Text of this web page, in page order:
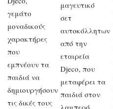
γεμάτο
μοναδικούς
χαρακτήρες
που
εμπνέουν τα
παιδιά να
δημιουργήσουν
τις δικές τους
μαγευτικό
σετ
αυτοκόλλητων
από την
εταιρεία
Djeco, που
μεταφέρει τα
παιδιά στον
λαμπερό